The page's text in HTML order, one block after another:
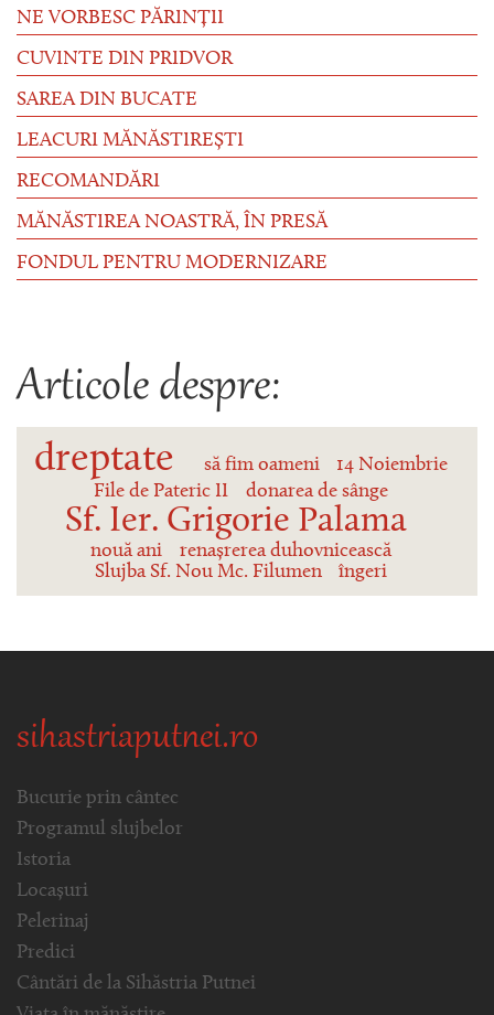
NE VORBESC PĂRINȚII
CUVINTE DIN PRIDVOR
SAREA DIN BUCATE
LEACURI MĂNĂSTIREȘTI
RECOMANDĂRI
MĂNĂSTIREA NOASTRĂ, ÎN PRESĂ
FONDUL PENTRU MODERNIZARE
Articole despre:
dreptate să fim oameni
14 Noiembrie
File de Pateric II
donarea de sânge
Sf. Ier. Grigorie Palama
nouă ani
renașrerea duhovnicească
Slujba Sf. Nou Mc. Filumen
îngeri
sihastriaputnei.ro
Bucurie prin cântec
Programul slujbelor
Istoria
Locașuri
Pelerinaj
Predici
Cântări de la Sihăstria Putnei